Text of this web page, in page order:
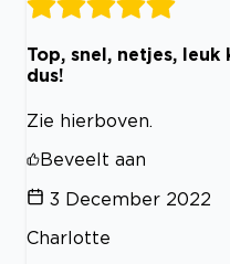
Top, snel, netjes,
dus!
Zie hierboven.
Beveelt aan
3 December 2022
Charlotte